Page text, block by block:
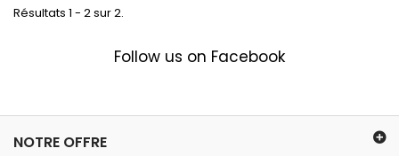
Résultats 1 - 2 sur 2.
Follow us on Facebook
NOTRE OFFRE